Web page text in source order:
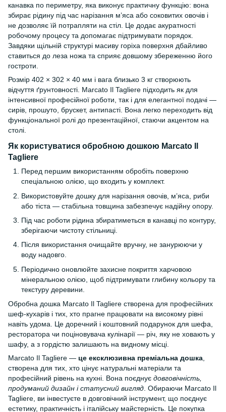
канавка по периметру, яка виконує практичну функцію: вона
збирає рідину під час нарізання м’яса або соковитих овочів і
не дозволяє їй потрапляти на стіл. Це додає акуратності
робочому процесу та допомагає підтримувати порядок.
Завдяки щільній структурі масиву горіха поверхня дбайливо
ставиться до леза ножа та сприяє довшому збереженню його
гостроти.
Розмір 402 × 302 × 40 мм і вага близько 3 кг створюють
відчуття ґрунтовності. Marcato Il Tagliere підходить як для
інтенсивної професійної роботи, так і для елегантної подачі —
сирів, прошуто, брускет, антипасті. Вона легко переходить від
функціональної ролі до презентаційної, стаючи акцентом на
столі.
Як користуватися обробною дошкою Marcato Il
Tagliere
Перед першим використанням обробіть поверхню
спеціальною олією, що входить у комплект.
Використовуйте дошку для нарізання овочів, м’яса, риби
або тіста — стабільна товщина забезпечує надійну опору.
Під час роботи рідина збиратиметься в канавці по контуру,
зберігаючи чистоту стільниці.
Після використання очищайте вручну, не занурюючи у
воду надовго.
Періодично оновлюйте захисне покриття харчовою
мінеральною олією, щоб підтримувати глибину кольору та
текстуру деревини.
Обробна дошка Marcato Il Tagliere створена для професійних
шеф-кухарів і тих, хто прагне працювати на високому рівні
навіть удома. Це доречний і коштовний подарунок для шефа,
ресторатора чи поціновувача кулінарії — річ, яку не ховають у
шафу, а з гордістю залишають на видному місці.
Marcato Il Tagliere — це ексклюзивна преміальна дошка
створена для тих, хто цінує натуральні матеріали та
професійний рівень на кухні. Вона поєднує довговічність,
продуманий дизайн і статусний вигляд . Обираючи Marcato Il
Tagliere, ви інвестуєте в довговічний інструмент, що поєднує
естетику, практичність і італійську майстерність. Це покупка